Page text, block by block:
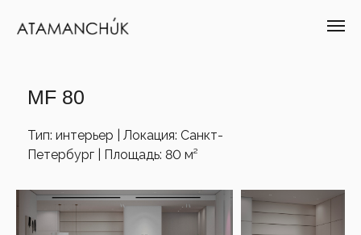
MF 80
Тип: интерьер | Локация: Санкт-
Петербург | Площадь: 80 м²